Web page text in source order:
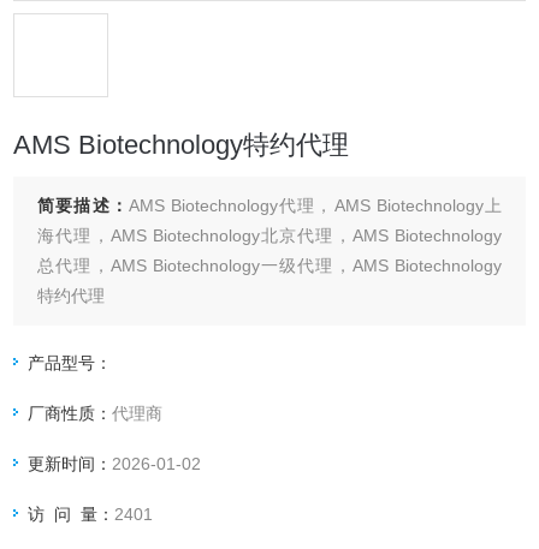
AMS Biotechnology特约代理
简要描述： AMS Biotechnology代理，AMS Biotechnology上
海代理，AMS Biotechnology北京代理，AMS Biotechnology
总代理，AMS Biotechnology一级代理，AMS Biotechnology
特约代理
体产品信息欢迎电询：4006551678
产品型号：
厂商性质：代理商
更新时间： 2026-01-02
访 问 量： 2401